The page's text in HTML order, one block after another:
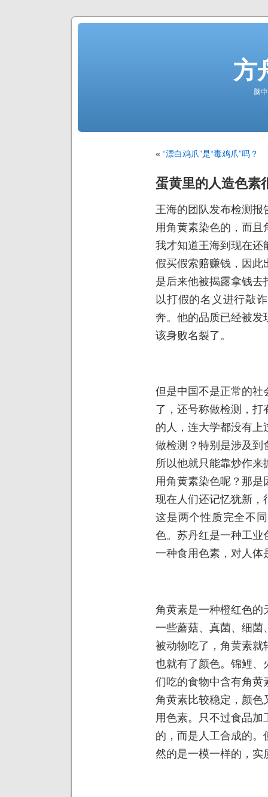
方
脑
« “漂白鸡爪”是“毒鸡爪”吗？
蛋黄里的人造色素
王海的团队发布检测
用角黄素染色的，而
我才知道王海到现在还
假买假索赔赚钱，因此
是后来他被揭露拿钱
以打假的名义进行敲
奔。他的品质已经被发
该身败名裂了。
但是中国不是正常的社
了，还号称做检测，
的人，连大学都没有
做检测？特别是涉及到
所以他就只能靠炒作
用角黄素染色呢？那
现在人们还记忆犹新，
这是两个性质完全不
色。苏丹红是一种工业
一种食用色素，对人体
角黄素是一种橙红色的
一些蘑菇、真菌、细菌
被动物吃了，角黄素就
也就有了颜色。锦鲤、
们吃的食物中含有角黄
角黄素比较稳定，颜色
用色素。只不过食品
的，而是人工合成的
然的是一模一样的，实